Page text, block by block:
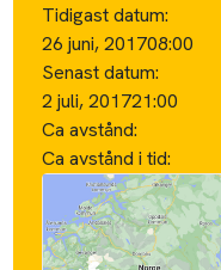
Tidigast datum:
26 juni, 201708:00
Senast datum:
2 juli, 201721:00
Ca avstånd:
Ca avstånd i tid: